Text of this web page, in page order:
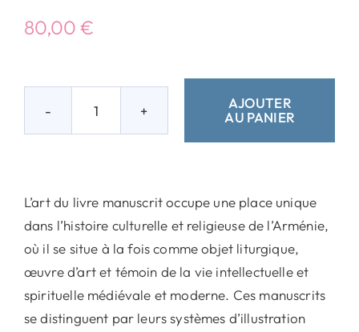
80,00 €
quantité
–
Évangéliaires
arméniens :
images,
textes
AJOUTER
AU PANIER
L’art du livre manuscrit occupe une place unique
dans l’histoire culturelle et religieuse de l’Arménie,
où il se situe à la fois comme objet liturgique,
œuvre d’art et témoin de la vie intellectuelle et
spirituelle médiévale et moderne. Ces manuscrits
se distinguent par leurs systèmes d’illustration